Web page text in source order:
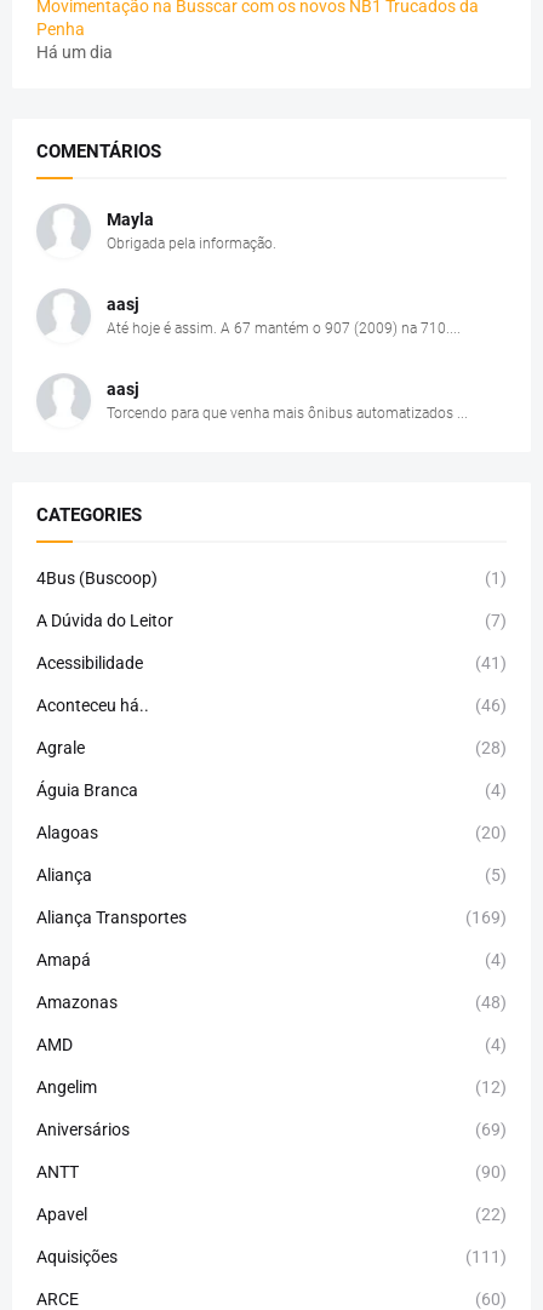
Movimentação na Busscar com os novos NB1 Trucados da
Penha
Há um dia
COMENTÁRIOS
Mayla
Obrigada pela informação.
aasj
Até hoje é assim. A 67 mantém o 907 (2009) na 710....
aasj
Torcendo para que venha mais ônibus automatizados ...
CATEGORIES
4Bus (Buscoop) (1)
A Dúvida do Leitor (7)
Acessibilidade (41)
Aconteceu há.. (46)
Agrale (28)
Águia Branca (4)
Alagoas (20)
Aliança (5)
Aliança Transportes (169)
Amapá (4)
Amazonas (48)
AMD (4)
Angelim (12)
Aniversários (69)
ANTT (90)
Apavel (22)
Aquisições (111)
ARCE (60)